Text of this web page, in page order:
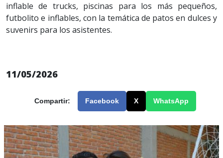
inflable de trucks, piscinas para los más pequeños,
futbolito e inflables, con la temática de patos en dulces y
suvenirs para los asistentes.
11/05/2026
Compartir: Facebook X WhatsApp